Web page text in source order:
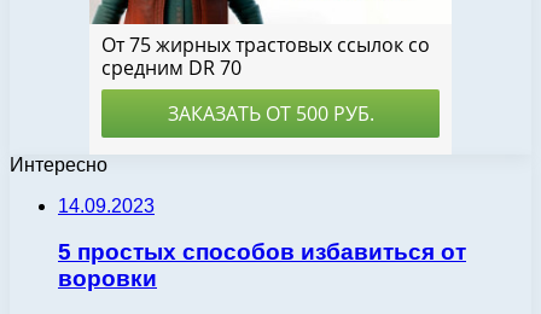
Интересно
14.09.2023
5 простых способов избавиться от
воровки